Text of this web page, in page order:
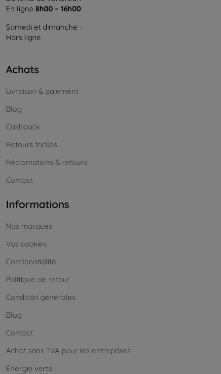
En ligne 8h00 – 16h00
Samedi et dimanche :
Hors ligne
Achats
Livraison & paiement
Blog
Cashback
Retours faciles
Réclamations & retours
Contact
Informations
Nos marques
Vos cookies
Confidentialité
Politique de retour
Conditión générales
Blog
Contact
Achat sans TVA pour les entreprises
Énergie verte